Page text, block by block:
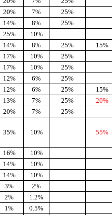
20% 7%
25%
14% 8%
25%
25%
10%
14% 8% 25%
15%
17% 10%
25%
17% 10%
25%
12% 6%
25%
12% 6% 25%
15%
13% 7% 25%
20%
20% 7% 25%
35% 10% 55%
16%
10%
14%
10%
14%
10%
3%
2%
2%
1.2%
1% 0.5%